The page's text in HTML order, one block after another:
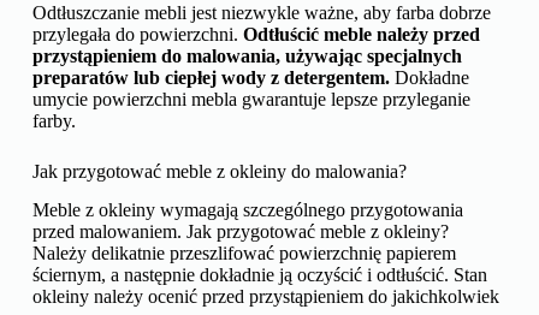
Odtłuszczanie mebli jest niezwykle ważne, aby farba dobrze
przylegała do powierzchni. Odtłuścić meble należy przed
przystąpieniem do malowania, używając specjalnych
preparatów lub ciepłej wody z detergentem.Dokładne
umycie powierzchni mebla gwarantuje lepsze przyleganie
farby.
Jak przygotować meble z okleiny do malowania?
Meble z okleiny wymagają szczególnego przygotowania
przed malowaniem. Jak przygotować meble z okleiny?
Należy delikatnie przeszlifować powierzchnię papierem
ściernym, a następnie dokładnie ją oczyścić i odtłuścić. Stan
okleiny należy ocenić przed przystąpieniem do jakichkolwiek